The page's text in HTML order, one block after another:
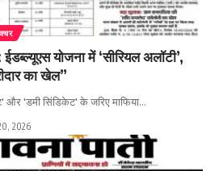
ईडब्ल्यूएस योजना में ‘सीरियल अलॉटी’,
का खेल”
'डमी सिंडिकेट' के जरिए माफिया…
2026